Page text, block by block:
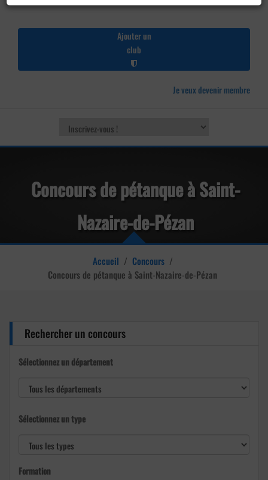
Ajouter un
club
Je veux devenir membre
Concours de pétanque à Saint-
Nazaire-de-Pézan
Accueil / Concours /
Concours de pétanque à Saint-Nazaire-de-Pézan
Rechercher un concours
Sélectionnez un département
Sélectionnez un type
Formation